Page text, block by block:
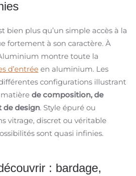
bien plus qu’un simple accès à la
fortement à son caractère. À
montre toute la
d’entrée en aluminium. Les
configurations illustrant
de composition, de
de design. Style épuré ou
vitrage, discret ou véritable
sont quasi infinies.
: bardage,